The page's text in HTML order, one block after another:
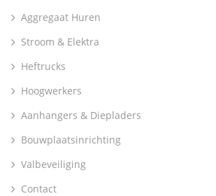
Aggregaat Huren
Stroom & Elektra
Heftrucks
Hoogwerkers
Aanhangers & Diepladers
Bouwplaatsinrichting
Valbeveiliging
Contact